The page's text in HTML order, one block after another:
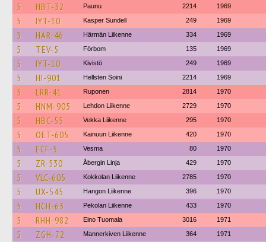
5 HBT-32 Paunu 2214 1969
5 IYT-10 Kasper Sundell 249 1969
5 HAR-46 Härmän Liikenne 334 1969
5 TEV-5 Förbom 135 1969
5 IYT-10 Kivistö 249 1969
5 HI-901 Hellsten Soini 2214 1969
5 LRR-41 Ruponen 2814 1970
5 HNM-905 Lehdon Liikenne 2729 1970
5 HBC-55 Vekka Liikenne 295 1970
5 OET-605 Kainuun Liikenne 420 1970
5 ECF-5 Vesma 80 1970
5 ZR-530 Åbergin Linja 429 1970
5 VLC-605 Kokkolan Liikenne 2785 1970
5 UX-545 Hangon Liikenne 396 1970
5 HCH-63 Pekolan Liikenne 433 1970
5 RHH-982 Eino Tuomala 3016 1971
5 ZGH-72 Mannerkiven Liikenne 364 1971